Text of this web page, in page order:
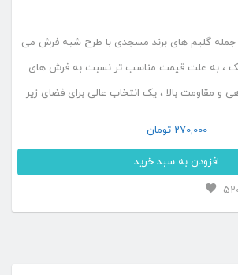
جمله گلیم های برند مسجدی با طرح شبه فرش می
، به علت قیمت مناسب تر نسبت به فرش های
و مقاومت بالا ، یک انتخاب عالی برای فضای زیر
270,000 تومان
افزودن به سبد خرید
محصول